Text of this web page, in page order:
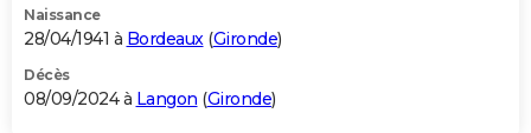
Naissance
28/04/1941 à Bordeaux (Gironde)
Décès
08/09/2024 à Langon (Gironde)